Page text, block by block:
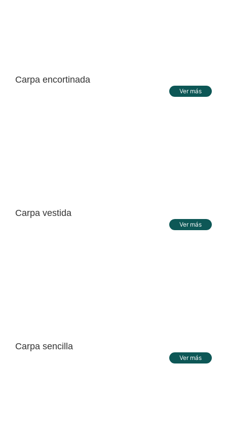
Carpa encortinada
Ver más
Carpa vestida
Ver más
Carpa sencilla
Ver más